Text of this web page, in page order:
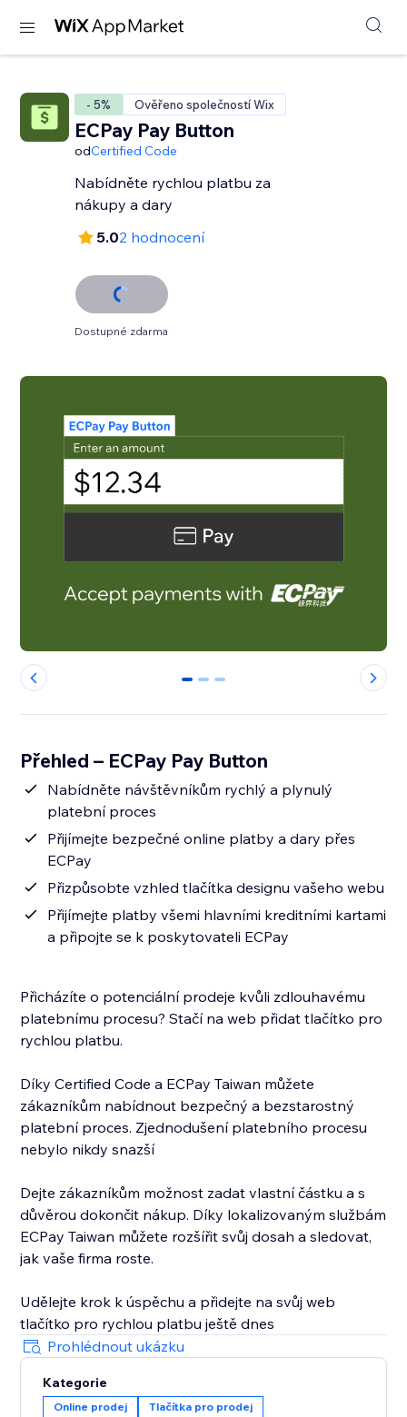
- 5% Ověřeno společností Wix
ECPay Pay Button
odCertified Code
Nabídněte rychlou platbu za
nákupy a dary
5.02 hodnocení
Dostupné zdarma
0 1 2
Přehled – ECPay Pay Button
Nabídněte návštěvníkům rychlý a plynulý
platební proces
Přijímejte bezpečné online platby a dary přes
ECPay
Přizpůsobte vzhled tlačítka designu vašeho webu
Přijímejte platby všemi hlavními kreditními kartami
a připojte se k poskytovateli ECPay
Přicházíte o potenciální prodeje kvůli zdlouhavému
platebnímu procesu? Stačí na web přidat tlačítko pro
rychlou platbu.
Díky Certified Code a ECPay Taiwan můžete
zákazníkům nabídnout bezpečný a bezstarostný
platební proces. Zjednodušení platebního procesu
nebylo nikdy snazší
Dejte zákazníkům možnost zadat vlastní částku a s
důvěrou dokončit nákup. Díky lokalizovaným službám
ECPay Taiwan můžete rozšířit svůj dosah a sledovat,
jak vaše firma roste.
Udělejte krok k úspěchu a přidejte na svůj web
tlačítko pro rychlou platbu ještě dnes
Prohlédnout ukázku
Kategorie
Online prodej Tlačítka pro prodej